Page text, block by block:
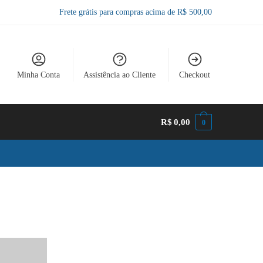
Frete grátis para compras acima de R$ 500,00
Minha Conta Assistência ao Cliente Checkout
R$ 0,00 0